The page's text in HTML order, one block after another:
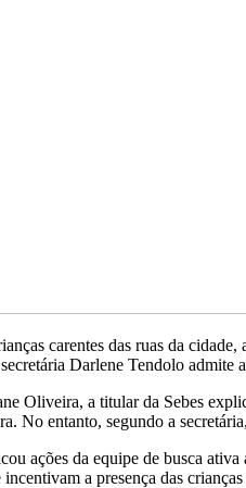
carentes das ruas da
Darlene Tendolo admite
Oliveira, a titular da Sebes
No entanto, segundo a
ações da equipe de busca
a presença das